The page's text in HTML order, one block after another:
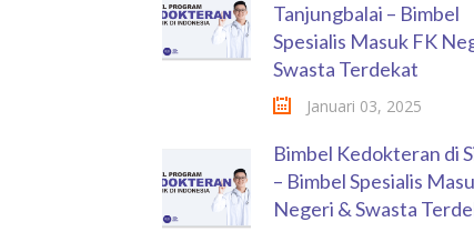
Tanjungbalai – Bimbel
Spesialis Masuk FK
Swasta Terdekat
Januari 03, 2025
Bimbel Kedokteran di
– Bimbel Spesialis
Negeri & Swasta